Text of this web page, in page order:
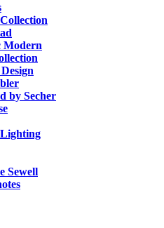
Modern
by Secher
Sewell